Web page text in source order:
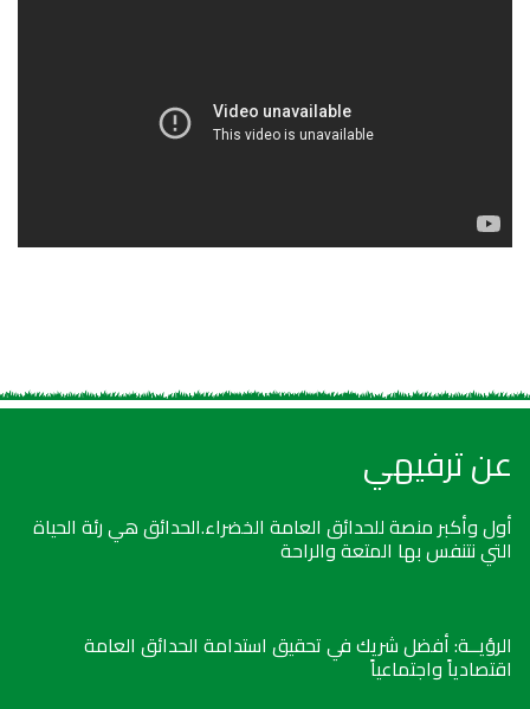
عن ترفيهي
أول وأكبر منصة للحدائق العامة الخضراء.الحدائق هي رئة الحياة
التي نتنفس بها المتعة والراحة
الرؤيــة: أفضل شريك في تحقيق استدامة الحدائق العامة
اقتصادياً واجتماعياً